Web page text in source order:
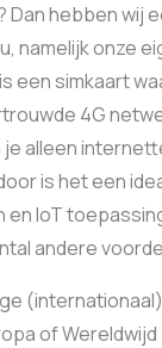
Dan hebben wij
namelijk onze
een simkaart
4G
alleen
is het een
en IoT
andere
of Wereldwijd